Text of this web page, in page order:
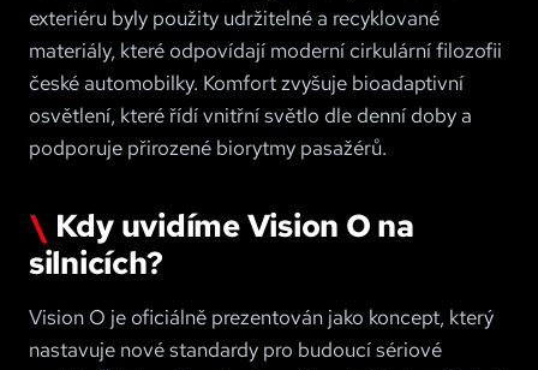
exteriéru byly použity udržitelné a recyklované
materiály, které odpovídají moderní cirkulární filozofii
české automobilky. Komfort zvyšuje bioadaptivní
osvětlení, které řídí vnitřní světlo dle denní doby a
podporuje přirozené biorytmy pasažérů.
Kdy uvidíme Vision O na
silnicích?
Vision O je oficiálně prezentován jako koncept, který
nastavuje nové standardy pro budoucí sériové